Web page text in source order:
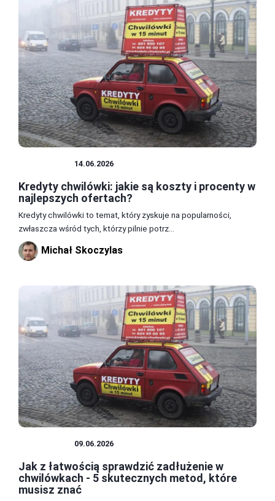
14.06.2026
Kredyty chwilówki: jakie są koszty i procenty w
najlepszych ofertach?
Kredyty chwilówki to temat, który zyskuje na popularności,
zwłaszcza wśród tych, którzy pilnie potrz...
Michał Skoczylas
09.06.2026
Jak z łatwością sprawdzić zadłużenie w
chwilówkach - 5 skutecznych metod, które
musisz znać